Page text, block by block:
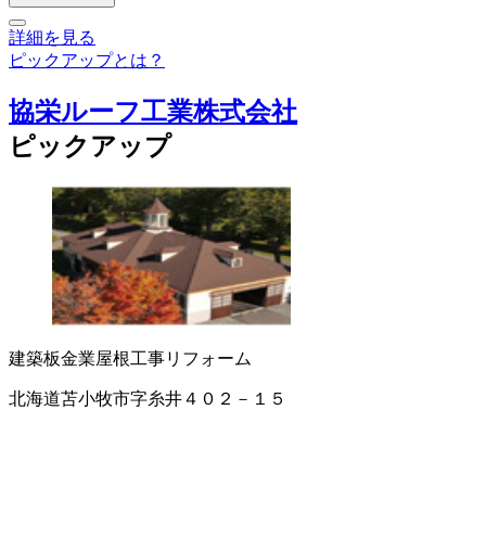
詳細を見る
ピックアップとは？
協栄ルーフ工業株式会社
ピックアップ
建築板金業屋根工事リフォーム
北海道苫小牧市字糸井４０２－１５